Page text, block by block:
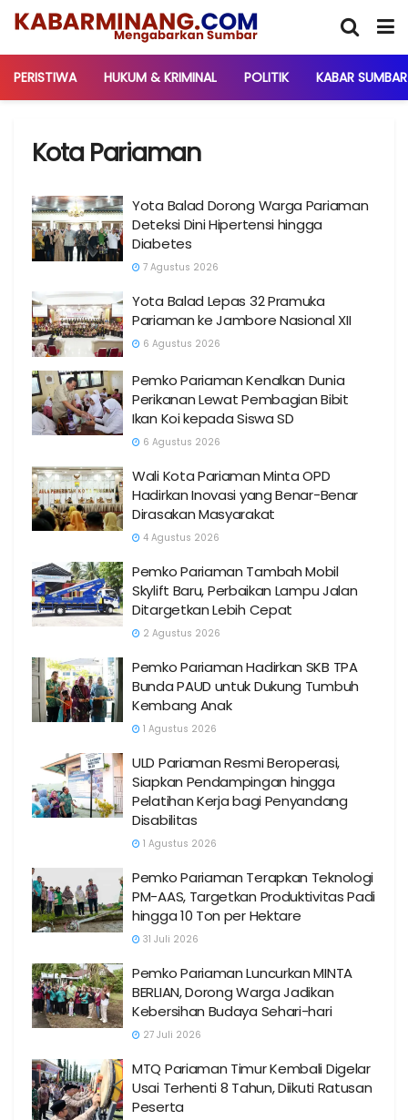
PERISTIWA HUKUM & KRIMINAL POLITIK KABAR SUMBAR
Kota Pariaman
Yota Balad Dorong Warga Pariaman
Deteksi Dini Hipertensi hingga
Diabetes
7 Agustus 2026
Yota Balad Lepas 32 Pramuka
Pariaman ke Jambore Nasional XII
6 Agustus 2026
Pemko Pariaman Kenalkan Dunia
Perikanan Lewat Pembagian Bibit
Ikan Koi kepada Siswa SD
6 Agustus 2026
Wali Kota Pariaman Minta OPD
Hadirkan Inovasi yang Benar-Benar
Dirasakan Masyarakat
4 Agustus 2026
Pemko Pariaman Tambah Mobil
Skylift Baru, Perbaikan Lampu Jalan
Ditargetkan Lebih Cepat
2 Agustus 2026
Pemko Pariaman Hadirkan SKB TPA
Bunda PAUD untuk Dukung Tumbuh
Kembang Anak
1 Agustus 2026
ULD Pariaman Resmi Beroperasi,
Siapkan Pendampingan hingga
Pelatihan Kerja bagi Penyandang
Disabilitas
1 Agustus 2026
Pemko Pariaman Terapkan Teknologi
PM-AAS, Targetkan Produktivitas Padi
hingga 10 Ton per Hektare
31 Juli 2026
Pemko Pariaman Luncurkan MINTA
BERLIAN, Dorong Warga Jadikan
Kebersihan Budaya Sehari-hari
27 Juli 2026
MTQ Pariaman Timur Kembali Digelar
Usai Terhenti 8 Tahun, Diikuti Ratusan
Peserta